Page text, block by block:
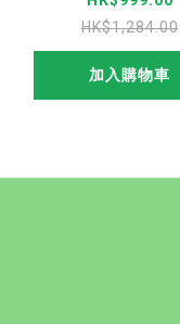
(50倍濃縮版)
HK$1,284.00
加入購物車